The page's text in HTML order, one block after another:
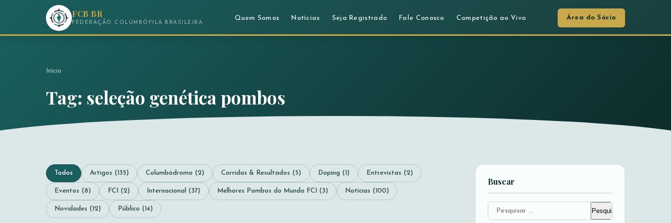
FCB BR
FEDERAÇÃO COLUMBÓFILA BRASILEIRA
Quem Somos Notícias Seja Registrado Fale Conosco Competição ao Vivo Área do Sócio
Início
Tag: seleção genética pombos
Todos Artigos (135) Columbódromo (2) Corridas & Resultados (5) Doping (1) Entrevistas (2)
Eventos (8) FCI (2) Internacional (37) Melhores Pombos do Mundo FCI (3) Notícias (100)
Novidades (12) Público (14)
Buscar
Pesquisar